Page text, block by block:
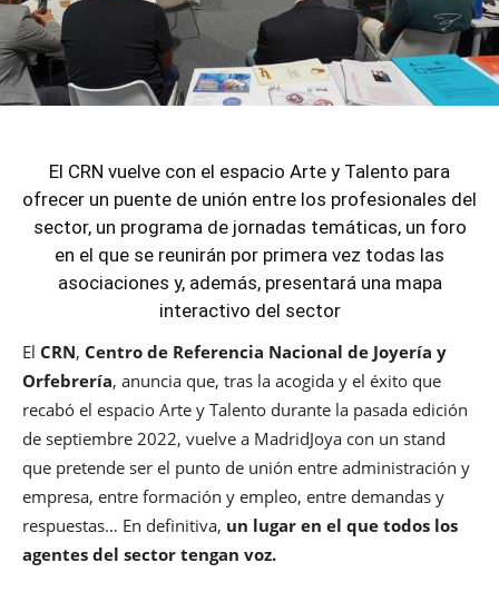
El CRN vuelve con el espacio Arte y Talento para
ofrecer un puente de unión entre los profesionales del
sector, un programa de jornadas temáticas, un foro
en el que se reunirán por primera vez todas las
asociaciones y, además, presentará una mapa
interactivo del sector
El CRN, Centro de Referencia Nacional de Joyería y
Orfebrería, anuncia que, tras la acogida y el éxito que
recabó el espacio Arte y Talento durante la pasada edición
de septiembre 2022, vuelve a MadridJoya con un stand
que pretende ser el punto de unión entre administración y
empresa, entre formación y empleo, entre demandas y
respuestas… En definitiva, un lugar en el que todos los
agentes del sector tengan voz.